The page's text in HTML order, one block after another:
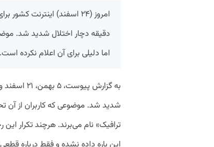
دقیقه دچار اختلال شدید شد.
اما دلیلی برای آن اعلام نکرده است.
شدید شد. موضوعی که کاربران از آن
ترافیک» نام می‌برند. هرچند تکرار